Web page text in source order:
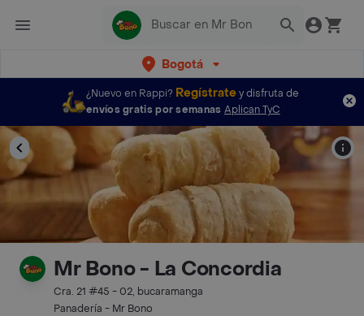
Bogotá
¿Nuevo en Rappi? Regístratey disfruta de
envíos gratis por semanas Aplican TyC
Mr Bono - La Concordia
Cra. 21 #45 - 02, bucaramanga
Panadería - Mr Bono